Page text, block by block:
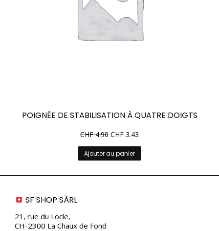
POIGNÉE DE STABILISATION À QUATRE DOIGTS
CHF4.90 CHF 3.43
Ajouter au panier
SF SHOP SÀRL
21, rue du Locle,
CH-2300 La Chaux de Fond